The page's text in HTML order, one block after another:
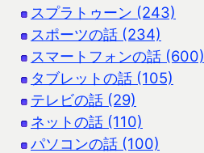
スプラトゥーン (243)
スポーツの話 (234)
スマートフォンの話 (600)
タブレットの話 (105)
テレビの話 (29)
ネットの話 (110)
パソコンの話 (100)